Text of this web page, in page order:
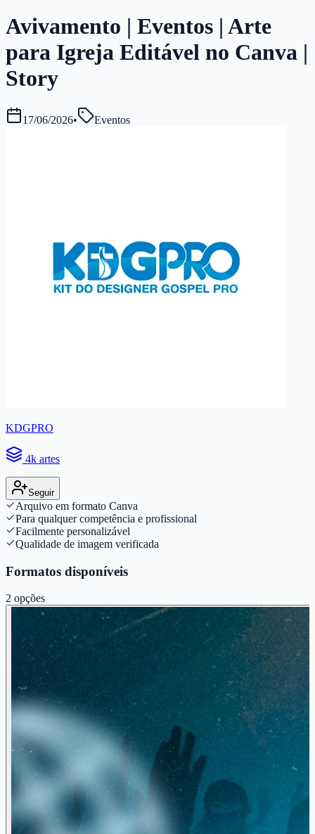
Avivamento | Eventos | Arte
para Igreja Editável no Canva |
Story
17/06/2026• Eventos
KDGPRO
4k artes
Seguir
Arquivo em formato Canva
Para qualquer competência e profissional
Facilmente personalizável
Qualidade de imagem verificada
Formatos disponíveis
2 opções